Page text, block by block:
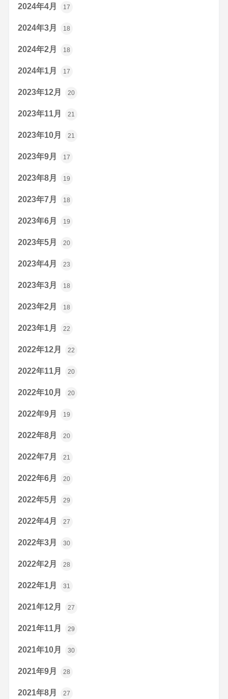
2024年4月 17
2024年3月 18
2024年2月 18
2024年1月 17
2023年12月 20
2023年11月 21
2023年10月 21
2023年9月 17
2023年8月 19
2023年7月 18
2023年6月 19
2023年5月 20
2023年4月 23
2023年3月 18
2023年2月 18
2023年1月 22
2022年12月 22
2022年11月 20
2022年10月 20
2022年9月 19
2022年8月 20
2022年7月 21
2022年6月 20
2022年5月 29
2022年4月 27
2022年3月 30
2022年2月 28
2022年1月 31
2021年12月 27
2021年11月 29
2021年10月 30
2021年9月 28
2021年8月 27